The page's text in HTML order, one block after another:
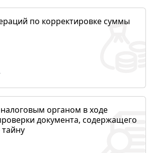
по корректировке суммы
органом в ходе
документа, содержащего